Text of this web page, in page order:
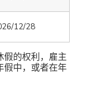
12/28
假的权利，雇主
假中，或者在年